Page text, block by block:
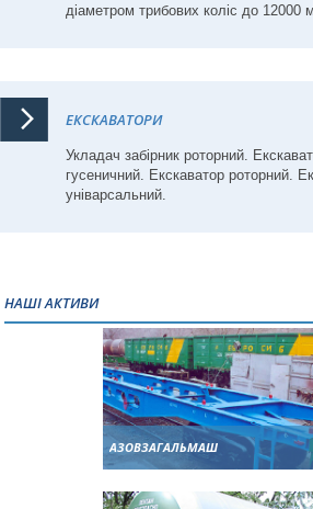
діаметром трибових коліс до 12000
ЕКСКАВАТОРИ
Укладач забірник роторний.
гусеничний. Екскаватор роторний.
уніварсальний.
НАШІ АКТИВИ
АЗОВЗАГАЛЬМАШ